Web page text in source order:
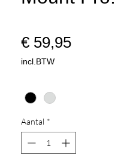
€ 59,95Prijs
incl.BTW
Aantal *